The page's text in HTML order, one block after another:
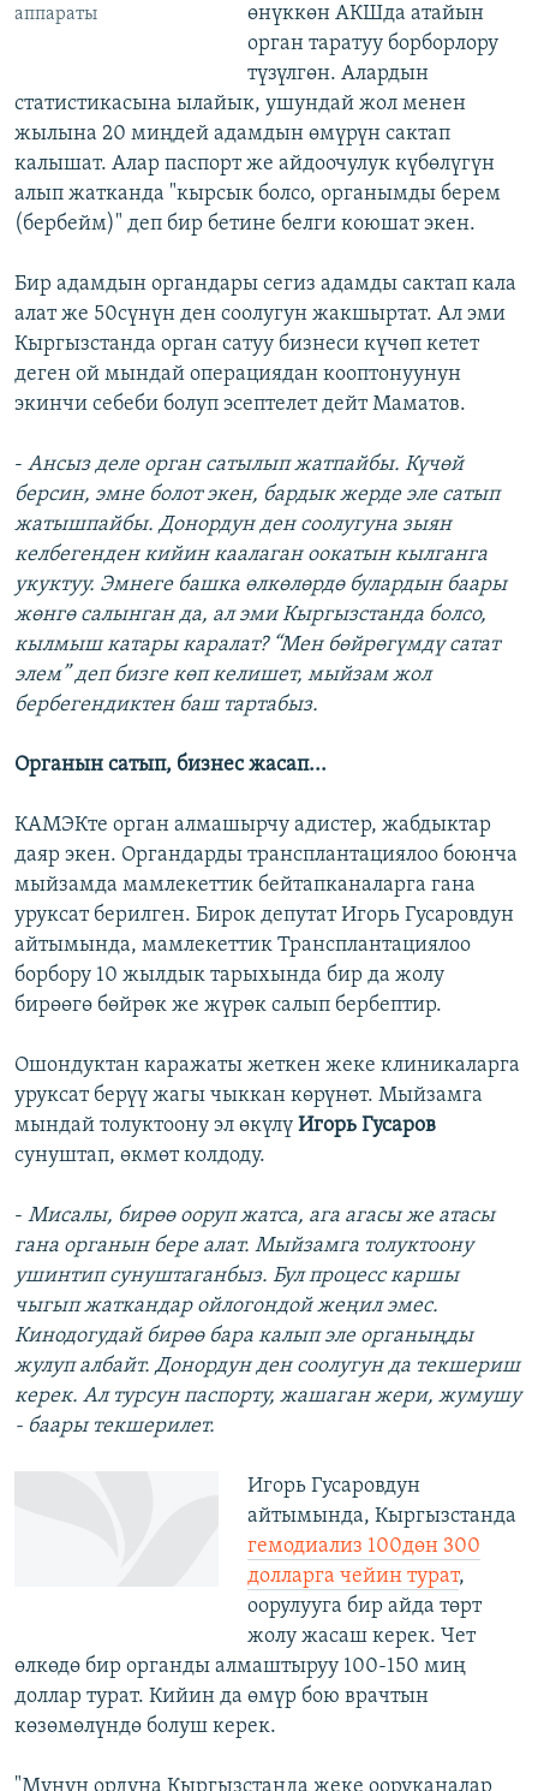
аппараты
өнүккөн АКШда атайын
орган таратуу борборлору
түзүлгөн. Алардын
статистикасына ылайык, ушундай жол менен
жылына 20 миңдей адамдын өмүрүн сактап
калышат. Алар паспорт же айдоочулук күбөлүгүн
алып жатканда "кырсык болсо, органымды берем
(бербейм)" деп бир бетине белги коюшат экен.
Бир адамдын органдары сегиз адамды сактап кала
алат же 50сүнүн ден соолугун жакшыртат. Ал эми
Кыргызстанда орган сатуу бизнеси күчөп кетет
деген ой мындай операциядан кооптонуунун
экинчи себеби болуп эсептелет дейт Маматов.
- Ансыз деле орган сатылып жатпайбы. Күчөй
берсин, эмне болот экен, бардык жерде эле сатып
жатышпайбы. Донордун ден соолугуна зыян
келбегенден кийин каалаган оокатын кылганга
укуктуу. Эмнеге башка өлкөлөрдө булардын баары
жөнгө салынган да, ал эми Кыргызстанда болсо,
кылмыш катары каралат? “Мен бөйрөгүмдү сатат
элем” деп бизге көп келишет, мыйзам жол
бербегендиктен баш тартабыз.
Органын сатып, бизнес жасап...
КАМЭКте орган алмашырчу адистер, жабдыктар
даяр экен. Органдарды трансплантациялоо боюнча
мыйзамда мамлекеттик бейтапканаларга гана
уруксат берилген. Бирок депутат Игорь Гусаровдун
айтымында, мамлекеттик Трансплантациялоо
борбору 10 жылдык тарыхында бир да жолу
бирөөгө бөйрөк же жүрөк салып бербептир.
Ошондуктан каражаты жеткен жеке клиникаларга
уруксат берүү жагы чыккан көрүнөт. Мыйзамга
мындай толуктоону эл өкүлү Игорь Гусаров
сунуштап, өкмөт колдоду.
- Мисалы, бирөө ооруп жатса, ага агасы же атасы
гана органын бере алат. Мыйзамга толуктоону
ушинтип сунуштаганбыз. Бул процесс каршы
чыгып жаткандар ойлогондой жеңил эмес.
Кинодогудай бирөө бара калып эле органыңды
жулуп албайт. Донордун ден соолугун да текшериш
керек. Ал турсун паспорту, жашаган жери, жумушу
- баары текшерилет.
Игорь Гусаровдун
айтымында, Кыргызстанда
гемодиализ 100дөн 300
долларга чейин турат,
оорулууга бир айда төрт
жолу жасаш керек. Чет
өлкөдө бир органды алмаштыруу 100-150 миң
доллар турат. Кийин да өмүр бою врачтын
көзөмөлүндө болуш керек.